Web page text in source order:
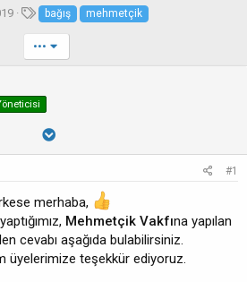
E
i
k
t
l
bağış mehmetçik
•••
#1
merhaba,
Mehmetçik Vakfına yapılan
cevabı aşağıda bulabilirsiniz.
üyelerimize teşekkür ediyoruz.